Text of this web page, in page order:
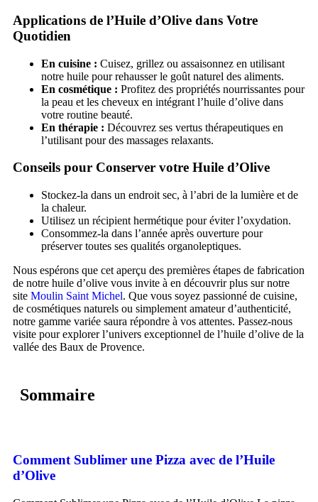
Applications de l’Huile d’Olive dans Votre
Quotidien
En cuisine : Cuisez, grillez ou assaisonnez en utilisant
notre huile pour rehausser le goût naturel des aliments.
En cosmétique : Profitez des propriétés nourrissantes pour
la peau et les cheveux en intégrant l’huile d’olive dans
votre routine beauté.
En thérapie : Découvrez ses vertus thérapeutiques en
l’utilisant pour des massages relaxants.
Conseils pour Conserver votre Huile d’Olive
Stockez-la dans un endroit sec, à l’abri de la lumière et de
la chaleur.
Utilisez un récipient hermétique pour éviter l’oxydation.
Consommez-la dans l’année après ouverture pour
préserver toutes ses qualités organoleptiques.
Nous espérons que cet aperçu des premières étapes de fabrication
de notre huile d’olive vous invite à en découvrir plus sur notre
site Moulin Saint Michel. Que vous soyez passionné de cuisine,
de cosmétiques naturels ou simplement amateur d’authenticité,
notre gamme variée saura répondre à vos attentes. Passez-nous
visite pour explorer l’univers exceptionnel de l’huile d’olive de la
vallée des Baux de Provence.
Sommaire
Comment Sublimer une Pizza avec de l’Huile
d’Olive